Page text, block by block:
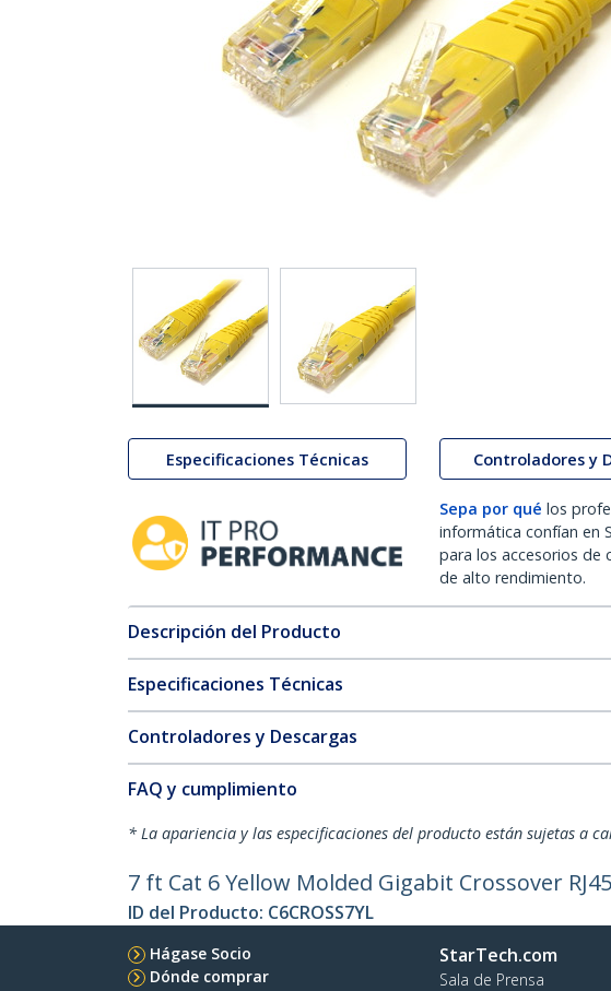
Especificaciones Técnicas Controladores y
Sepa por qué los
informática confían en
para los accesorios de
de alto rendimiento.
Descripción del Producto
Especificaciones Técnicas
Controladores y Descargas
FAQ y cumplimiento
* La apariencia y las especificaciones del producto están sujetas a
7 ft Cat 6 Yellow Molded Gigabit Crossover
ID del Producto: C6CROSS7YL
Hágase Socio
Dónde comprar
StarTech.com
Sala de Prensa